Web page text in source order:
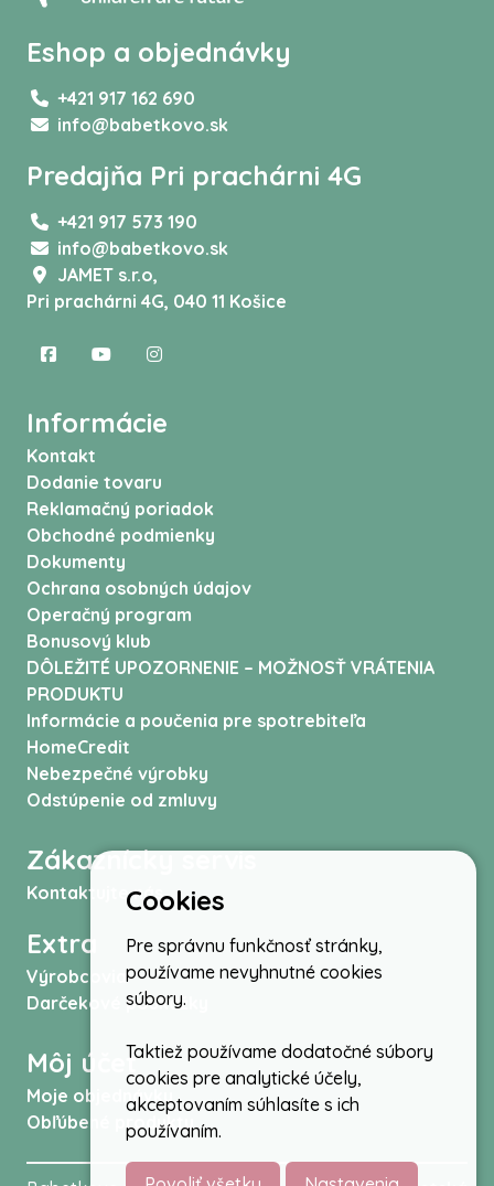
Eshop a objednávky
+421 917 162 690
info@babetkovo.sk
Predajňa Pri prachárni 4G
+421 917 573 190
info@babetkovo.sk
JAMET s.r.o,
Pri prachárni 4G, 040 11 Košice
Informácie
Kontakt
Dodanie tovaru
Reklamačný poriadok
Obchodné podmienky
Dokumenty
Ochrana osobných údajov
Operačný program
Bonusový klub
DÔLEŽITÉ UPOZORNENIE – MOŽNOSŤ VRÁTENIA
PRODUKTU
Informácie a poučenia pre spotrebiteľa
HomeCredit
Nebezpečné výrobky
Odstúpenie od zmluvy
Zákaznícky servis
Kontaktujte nás
Extra
Výrobcovia
Darčekové poukážky
Môj účet
Moje objednávky
Obľúbené produkty
Cookies
Pre správnu funkčnosť stránky,
používame nevyhnutné cookies
súbory.
Taktiež používame dodatočné súbory
cookies pre analytické účely,
akceptovaním súhlasíte s ich
používaním.